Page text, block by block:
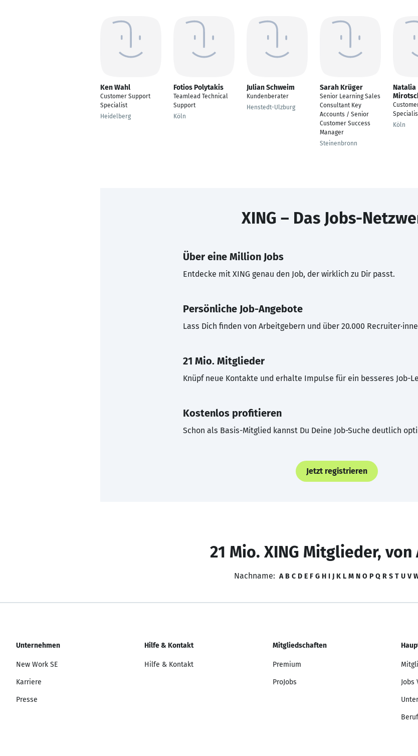
Ken Wahl
Customer Support
Specialist
Heidelberg
Fotios Polytakis
Teamlead Technical
Support
Köln
Julian Schweim
Kundenberater
Henstedt-Ulzburg
Sarah Krüger
Senior Learning Sales
Consultant Key
Accounts / Senior
Customer Success
Manager
Steinenbronn
Natalia
Köln
XING – Das Jobs-
Über eine Million Jobs
Entdecke mit XING genau den Job, der wirklich zu Dir passt.
Persönliche Job-Angebote
Lass Dich finden von Arbeitgebern und über 20.000
21 Mio. Mitglieder
Knüpf neue Kontakte und erhalte Impulse für ein besseres Job-
Kostenlos profitieren
Schon als Basis-Mitglied kannst Du Deine Job-Suche deutlich
Jetzt registrieren
21 Mio. XING Mitglieder, von
Nachname: A B C D E F G H I J K L M N O P Q R S T U V
Unternehmen
New Work SE
Karriere
Presse
Hilfe & Kontakt
Hilfe & Kontakt
Mitgliedschaften
Premium
ProJobs Jobs